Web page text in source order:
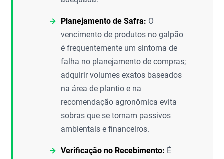
Planejamento de Safra: O
vencimento de produtos no galpão
é frequentemente um sintoma de
falha no planejamento de compras;
adquirir volumes exatos baseados
na área de plantio e na
recomendação agronômica evita
sobras que se tornam passivos
ambientais e financeiros.
Verificação no Recebimento: É